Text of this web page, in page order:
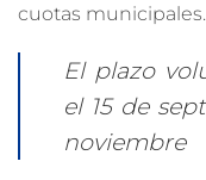
cuotas municipales.
El plazo
el 15 de
noviembre